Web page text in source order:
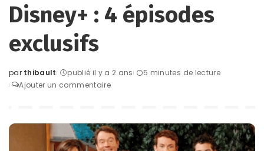
Disney+ : 4 épisodes
exclusifs
Posted
by
par thibault publié il y a 2 ans
5 minutes de lecture
Ajouter un commentaire